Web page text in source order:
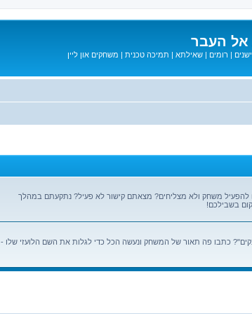
העבר
| רומים | שאילתא | תמיכה טכנית | משחקים און ליין
משחק ולא מצליחים? מצאתם קישור לא פעיל? נתקעתם במהלך
בשבילכם!
כתבו פה תאור של המשחק ונעשה הכל כדי לגלות את השם הלועזי שלו -